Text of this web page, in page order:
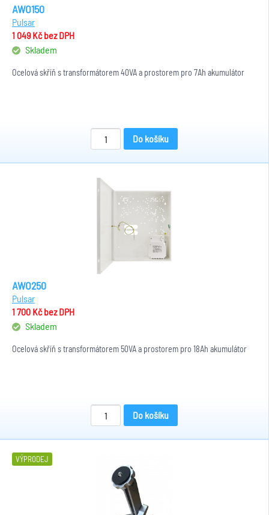
AWO150
Pulsar
1 049 Kčbez DPH
Skladem
Ocelová skříň s transformátorem 40VA a prostorem pro 7Ah akumulátor
Do košíku
AWO250
Pulsar
1 700 Kčbez DPH
Skladem
Ocelová skříň s transformátorem 50VA a prostorem pro 18Ah akumulátor
Do košíku
VÝPRODEJ